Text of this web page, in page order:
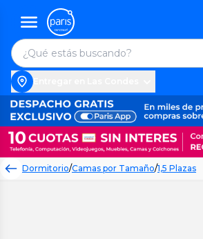
Dormitorio/Camas por Tamaño/1,5 Plazas